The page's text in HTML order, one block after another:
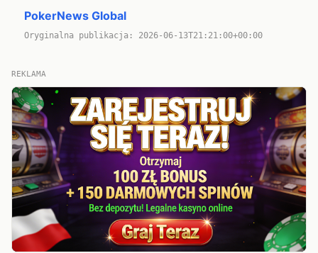
PokerNews Global
Oryginalna publikacja: 2026-06-13T21:21:00+00:00
REKLAMA